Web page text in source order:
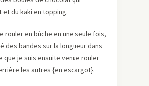
et du kaki en topping.
rouler en bûche en une seule fois,
des bandes sur la longueur dans
que je suis ensuite venue rouler
les autres {en escargot}.